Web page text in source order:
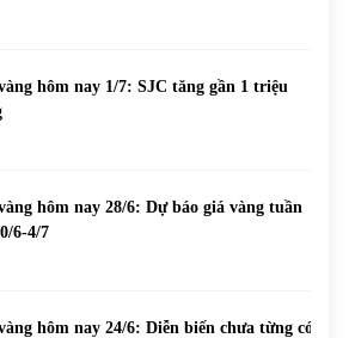
hôm nay 1/7: SJC tăng gần 1 triệu
hôm nay 28/6: Dự báo giá vàng tuần
6-4/7
hôm nay 24/6: Diễn biến chưa từng có